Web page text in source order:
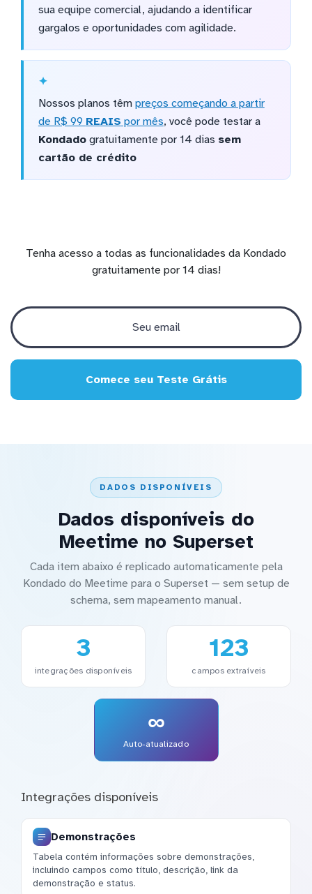
sua equipe comercial, ajudando a identificar
gargalos e oportunidades com agilidade.
Nossos planos têm preços começando a partir
de R$ 99 REAIS por mês, você pode testar a
Kondadogratuitamente por 14 dias sem
cartão de crédito
Tenha acesso a todas as funcionalidades da Kondado
gratuitamente por 14 dias!
Comece seu Teste Grátis
DADOS DISPONÍVEIS
Dados disponíveis do
Meetime no Superset
Cada item abaixo é replicado automaticamente pela
Kondado do Meetime para o Superset — sem setup de
schema, sem mapeamento manual.
3
integrações disponíveis
123
campos extraíveis
∞
Auto-atualizado
Integrações disponíveis
Demonstrações
Tabela contém informações sobre demonstrações,
incluindo campos como título, descrição, link da
demonstração e status.